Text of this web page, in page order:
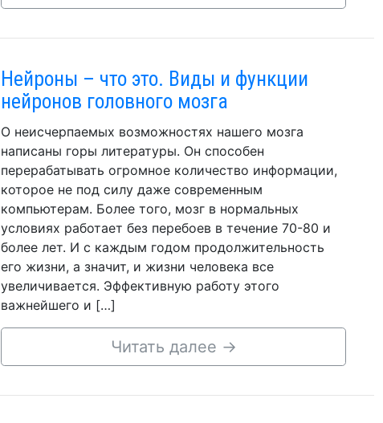
Нейроны – что это. Виды и функции
нейронов головного мозга
О неисчерпаемых возможностях нашего мозга
написаны горы литературы. Он способен
перерабатывать огромное количество информации,
которое не под силу даже современным
компьютерам. Более того, мозг в нормальных
условиях работает без перебоев в течение 70-80 и
более лет. И с каждым годом продолжительность
его жизни, а значит, и жизни человека все
увеличивается. Эффективную работу этого
важнейшего и […]
Читать далее →